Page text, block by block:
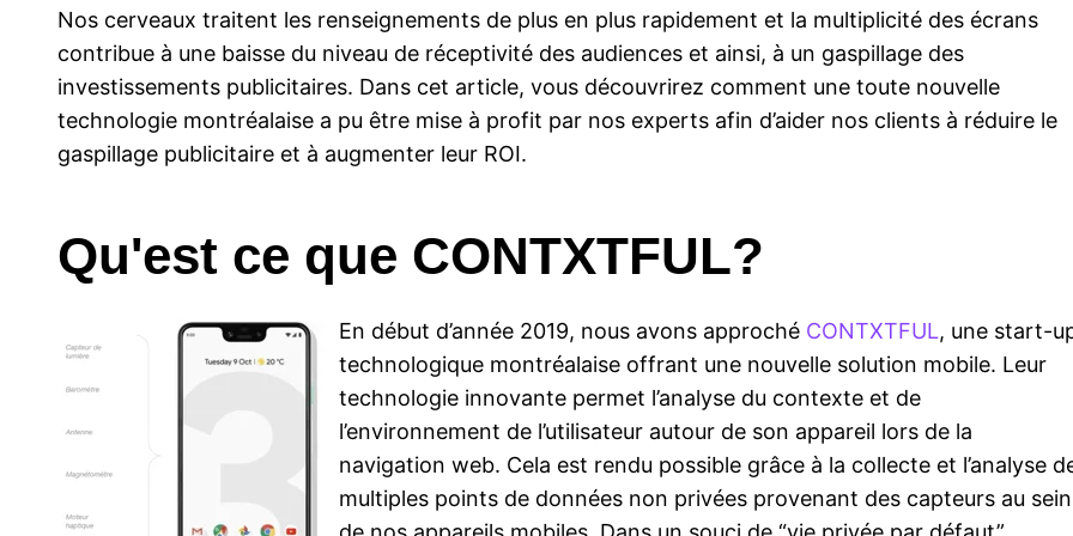
Nos cerveaux traitent les renseignements de plus en plus rapidement et la multiplicité des écrans
contribue à une baisse du niveau de réceptivité des audiences et ainsi, à un gaspillage des
investissements publicitaires. Dans cet article, vous découvrirez comment une toute nouvelle
technologie montréalaise a pu être mise à profit par nos experts afin d’aider nos clients à réduire le
gaspillage publicitaire et à augmenter leur ROI.
Qu'est ce que CONTXTFUL?
En début d’année 2019, nous avons approché CONTXTFUL, une start-
technologique montréalaise offrant une nouvelle solution mobile. Leur
technologie innovante permet l’analyse du contexte et de
l’environnement de l’utilisateur autour de son appareil lors de la
navigation web. Cela est rendu possible grâce à la collecte et l’analyse
multiples points de données non privées provenant des capteurs au sein